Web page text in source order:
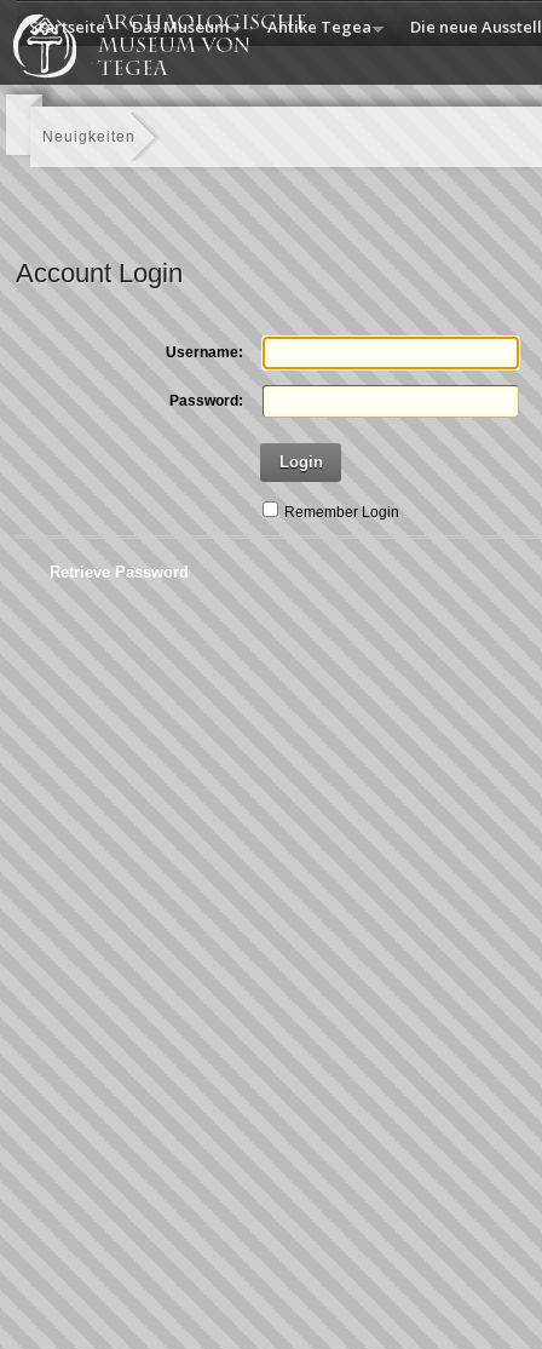
Startseite Das Museum Antike Tegea Die neue
Neuigkeiten
Account Login
Username:
Password:
Login
Remember Login
Retrieve Password